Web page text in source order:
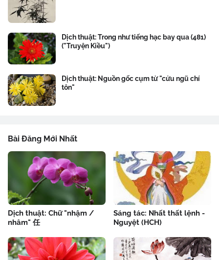
Dịch thuật: Trong như tiếng hạc bay qua (481)
("Truyện Kiều")
Dịch thuật: Nguồn gốc cụm từ "cửu ngũ chí
tôn"
Bài Đăng Mới Nhất
Dịch thuật: Chữ "nhậm /
nhâm" 任
Sáng tác: Nhất thất lệnh -
Nguyệt (HCH)